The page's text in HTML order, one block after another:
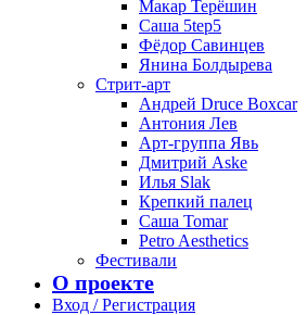
Макар Терёшин
Саша 5tep5
Фёдор Савинцев
Янина Болдырева
Стрит-арт
Андрей Druce Boxcar
Антония Лев
Арт-группа Явь
Дмитрий Aske
Илья Slak
Крепкий палец
Саша Tomar
Petro Aesthetics
Фестивали
О проекте
Вход / Регистрация